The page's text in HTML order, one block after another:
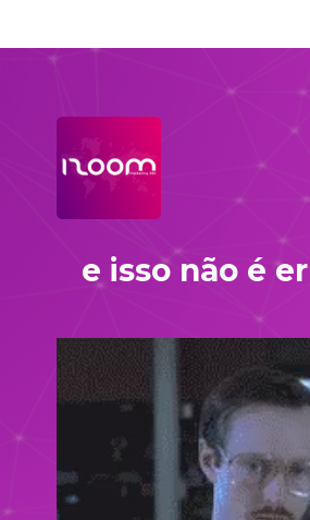
e isso não é